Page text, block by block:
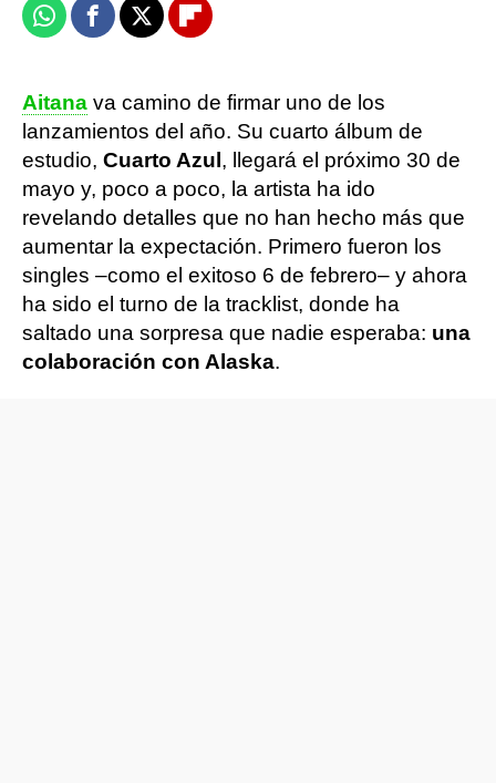
WhatsappFacebook
X Flipboard
Aitana va camino de firmar uno de los
lanzamientos del año. Su cuarto álbum de
estudio, Cuarto Azul , llegará el próximo 30 de
mayo y, poco a poco, la artista ha ido
revelando detalles que no han hecho más que
aumentar la expectación. Primero fueron los
singles –como el exitoso 6 de febrero– y ahora
ha sido el turno de la tracklist, donde ha
saltado una sorpresa que nadie esperaba: una
colaboración con Alaska.